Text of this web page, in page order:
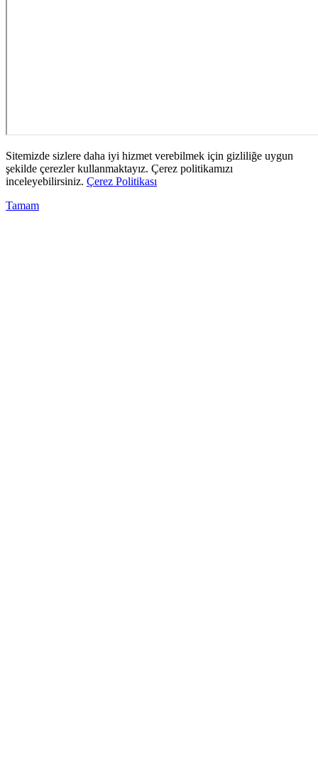
Sitemizde sizlere daha iyi hizmet verebilmek için gizliliğe uygun
şekilde çerezler kullanmaktayız. Çerez politikamızı
inceleyebilirsiniz. Çerez Politikası
Tamam